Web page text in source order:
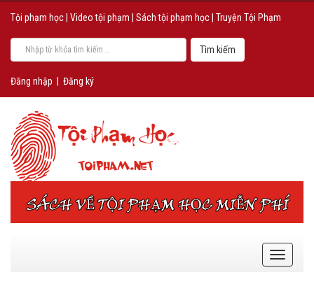
Tội phạm học Video tội phạm Sách tội phạm học Truyện Tội Phạm
Đăng nhập Đăng ký